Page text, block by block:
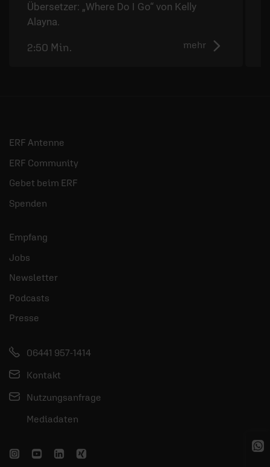
Übersetzer: „Where Do I Go“ von Kelly
Alayna.
mehr
2:50 Min.
ERF Antenne
ERF Community
Gebet beim ERF
Spenden
Empfang
Jobs
Newsletter
Podcasts
Presse
06441 957-1414
Kontakt
Nutzungsanfrage
Mediadaten